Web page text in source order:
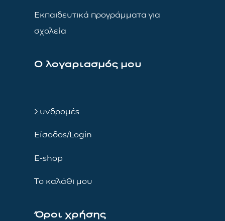
Εκπαιδευτικά προγράμματα για
σχολεία
Ο λογαριασμός μου
Συνδρομές
Είσοδος/Login
E-shop
Το καλάθι μου
Όροι χρήσης